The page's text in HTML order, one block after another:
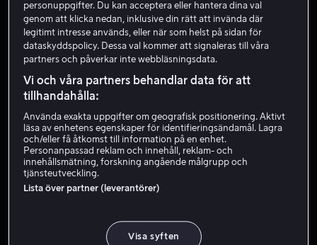
Billy Cudrup
personuppgifter. Du kan acceptera eller hantera dina val
genom att klicka nedan, inklusive din rätt att invända där
legitimt intresse används, eller när som helst på sidan för
dataskyddspolicy. Dessa val kommer att signaleras till våra
partners och påverkar inte webbläsningsdata.
Vi och våra partners behandlar data för att
tillhandahålla:
Använda exakta uppgifter om geografisk positionering. Aktivt
läsa av enhetens egenskaper för identifieringsändamål. Lagra
och/eller få åtkomst till information på en enhet.
Personanpassad reklam och innehåll, reklam- och
innehållsmätning, forskning angående målgrupp och
tjänsteutveckling.
Lista över partner (leverantörer)
Visa syften